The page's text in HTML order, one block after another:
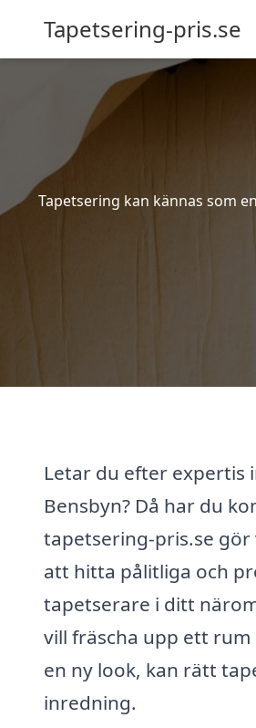
Tapetsering-pris.se
Tapetsering kan kännas som
Letar du efter expertis
Bensbyn? Då har du
tapetsering-pris.se
att hitta pålitliga och
tapetserare i ditt
vill fräscha upp ett
en ny look, kan rätt
inredning.